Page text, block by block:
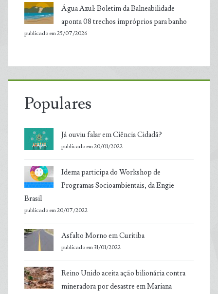
Água Azul: Boletim da Balneabilidade
aponta 08 trechos impróprios para banho
publicado em 25/07/2026
Populares
Já ouviu falar em Ciência Cidadã?
publicado em 20/01/2022
Idema participa do Workshop de
Programas Socioambientais, da Engie
Brasil
publicado em 20/07/2022
Asfalto Morno em Curitiba
publicado em 31/01/2022
Reino Unido aceita ação bilionária contra
mineradora por desastre em Mariana